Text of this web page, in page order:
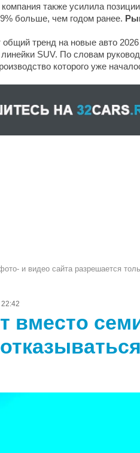
компания также усилила
больше, чем годом ранее.
тренд на новые авто
SUV. По словам
которого уже
и видео сайта разрешается
22:42
вместо